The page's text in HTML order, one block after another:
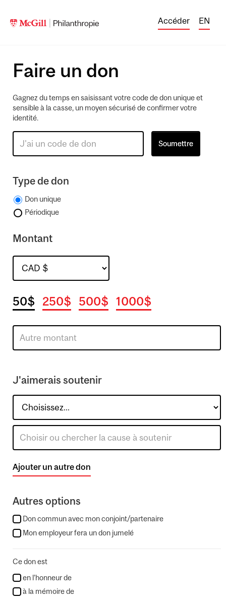
Accéder EN
Faire un don
Gagnez du temps en saisissant votre code de don unique et
sensible à la casse, un moyen sécurisé de confirmer votre
identité.
Type de don
Don unique
Périodique
Montant
50$ 250$ 500$ 1000$
J'aimerais soutenir
Ajouter un autre don
Autres options
Don commun avec mon conjoint/partenaire
Mon employeur fera un don jumelé
Ce don est
en l’honneur de
à la mémoire de